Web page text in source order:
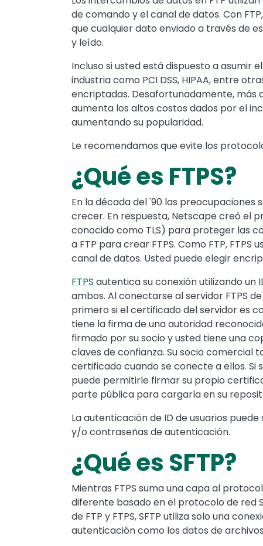
de comando y el canal de datos. Con
que cualquier dato enviado a través de
y leído.
Incluso si usted está dispuesto a asumir
industria como PCI DSS, HIPAA, entre
encriptadas. Desafortunadamente, más
aumenta los altos costos dados por el
aumentando su popularidad.
Le recomendamos que evite los
¿Qué es FTPS?
En la década del '90 las
crecer. En respuesta, Netscape creó el
conocido como TLS) para proteger las
a FTP para crear FTPS. Como FTP,
canal de datos. Usted puede elegir
FTPS autentica su conexión utilizando un
ambos. Al conectarse al servidor FTPS
primero si el certificado del servidor es
tiene la firma de una autoridad
firmado por su socio y usted tiene una
claves de confianza. Su socio comercial
certificado cuando se conecte a ellos. Si
puede permitirle firmar su propio
parte pública para cargarla en su
La autenticación de ID de usuarios
y/o contraseñas de autenticación.
¿Qué es SFTP?
Mientras FTPS suma una capa al
diferente basado en el protocolo de red
de FTP y FTPS, SFTP utiliza solo una
autenticación como los datos de